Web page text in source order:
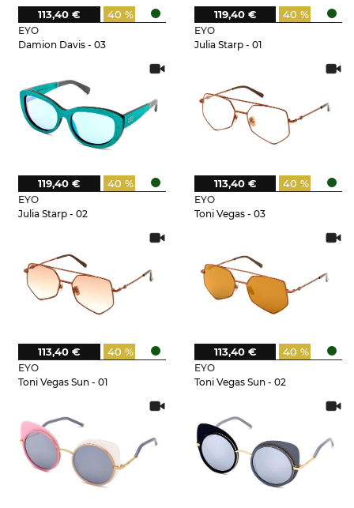
EYO
Damion Davis - 03
40 %
113,40 €
EYO
Julia Starp - 01
40 %
119,40 €
EYO
Julia Starp - 02
40 %
119,40 €
EYO
Toni Vegas - 03
40 %
113,40 €
EYO
Toni Vegas Sun - 01
40 %
113,40 €
EYO
Toni Vegas Sun - 02
40 %
113,40 €